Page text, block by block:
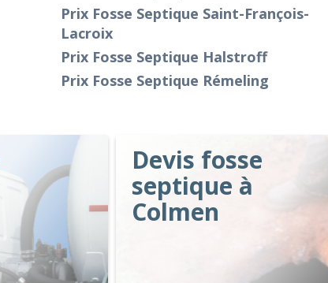
Prix Fosse Septique Saint-François-
Lacroix
Prix Fosse Septique Halstroff
Prix Fosse Septique Rémeling
Devis fosse
septique à
Colmen